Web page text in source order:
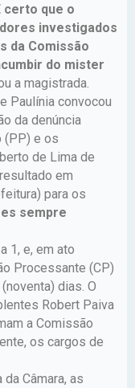
certo que o
investigados
da Comissão
do mister
a magistrada.
Paulínia convocou
da denúncia
(PP) e os
de Lima de
em
para os
sempre
1, e, em ato
Processante (CP)
dias. O
Robert Paiva
a Comissão
os cargos de
Câmara, as